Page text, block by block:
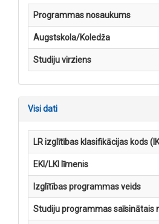
Programmas nosaukums
Augstskola/Koledža
Studiju virziens
Visi dati
LR izglītības klasifikācijas kods
EKI/LKI līmenis
Izglītības programmas veids
Studiju programmas saīsinātais